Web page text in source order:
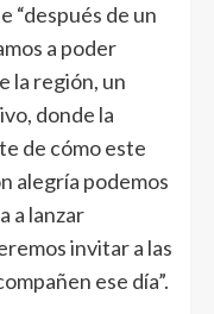
“después de un
a poder
la región, un
donde la
de cómo este
alegría podemos
a lanzar
invitar a las
ese día”.